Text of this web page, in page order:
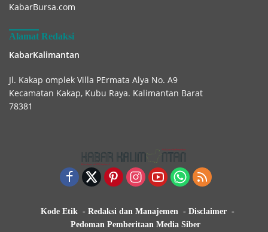
KabarBursa.com
Alamat Redaksi
KabarKalimantan
Jl. Kakap omplek Villa PErmata Alya No. A9
Kecamatan Kakap, Kubu Raya. Kalimantan Barat
78381
Kode Etik Redaksi dan Manajemen
Disclaimer
Pedoman Pemberitaan Media Siber